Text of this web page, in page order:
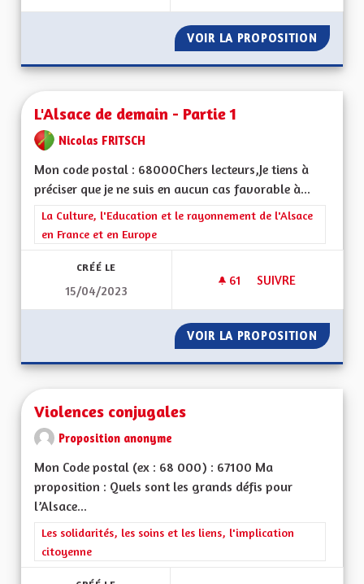
VOIR LA PROPOSITION
L'Alsace de demain - Partie 1
Nicolas FRITSCH
Mon code postal : 68000Chers lecteurs,Je tiens à
préciser que je ne suis en aucun cas favorable à...
Filtrer les résultats de la catégorie : La Culture, l'Education et
La Culture, l'Education et le rayonnement de l'Alsace
en France et en Europe
CRÉÉ LE
15/04/2023
61 61 ABONNÉS
SUIVRE
VOIR LA PROPOSITION
Violences conjugales
Proposition anonyme
Mon Code postal (ex : 68 000) : 67100 Ma
proposition : Quels sont les grands défis pour
l’Alsace...
Filtrer les résultats de la catégorie : Les solidarités, les soins
Les solidarités, les soins et les liens, l'implication
citoyenne